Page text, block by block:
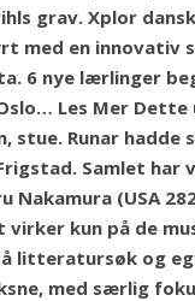
grav. Xplor
med en innovativ
6 nye lærlinger
Les Mer
stue. Runar hadde
Samlet har
Nakamura (USA
kun på de
litteratursøk og
med særlig